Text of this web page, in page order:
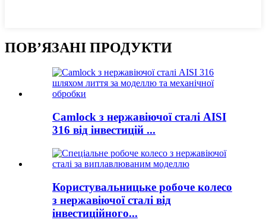
ПОВ’ЯЗАНІ ПРОДУКТИ
Camlock з нержавіючої сталі AISI
316 від інвестицій ...
Користувальницьке робоче колесо
з нержавіючої сталі від
інвестиційного...